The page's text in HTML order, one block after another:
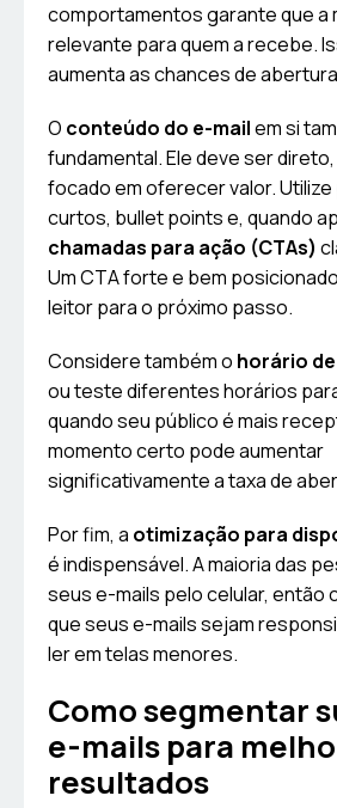
comportamentos garante que a
relevante para quem a recebe.
aumenta as chances de
O conteúdo do e-mailem si
fundamental. Ele deve ser
focado em oferecer valor.
curtos, bullet points e, quando
chamadas para ação (CTAs)
Um CTA forte e bem
leitor para o próximo passo.
Considere também o horário
ou teste diferentes horários
quando seu público é mais
momento certo pode aumentar
significativamente a taxa de
Por fim, a otimização para
é indispensável. A maioria das
seus e-mails pelo celular, então
que seus e-mails sejam
ler em telas menores.
Como segmentar
e-mails para
resultados